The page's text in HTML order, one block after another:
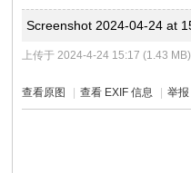
Screenshot 2024-04-24 at
上传于 2024-4-24 15:17 (1.43 MB)
查看原图 查看 EXIF 信息 举报